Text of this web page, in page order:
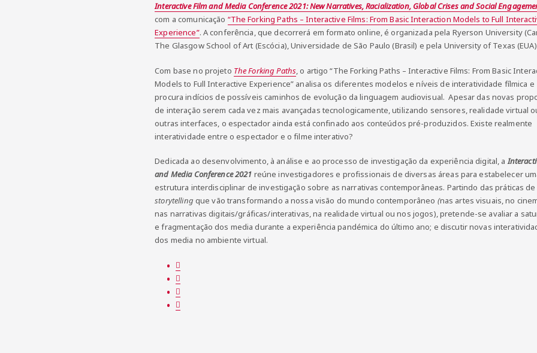
Interactive Film and Media Conference 2021: New Narratives, Racialization, Global Crises and Social
com a comunicação “The Forking Paths – Interactive Films: From Basic Interaction Models to Full
Experience”. A conferência, que decorrerá em formato online, é organizada pela Ryerson University
The Glasgow School of Art (Escócia), Universidade de São Paulo (Brasil) e pela University of Texas
Com base no projeto The Forking Paths, o artigo “The Forking Paths – Interactive Films: From Basic
Models to Full Interactive Experience” analisa os diferentes modelos e níveis de interatividade fílmica e
procura indícios de possíveis caminhos de evolução da linguagem audiovisual. Apesar das novas
de interação serem cada vez mais avançadas tecnologicamente, utilizando sensores, realidade virtual
outras interfaces, o espectador ainda está confinado aos conteúdos pré-produzidos. Existe realmente
interatividade entre o espectador e o filme interativo?
Dedicada ao desenvolvimento, à análise e ao processo de investigação da experiência digital, a
and Media Conference 2021 reúne investigadores e profissionais de diversas áreas para estabelecer
estrutura interdisciplinar de investigação sobre as narrativas contemporâneas. Partindo das práticas de
storytelling que vão transformando a nossa visão do mundo contemporâneo (nas artes visuais, no
nas narrativas digitais/gráficas/interativas, na realidade virtual ou nos jogos), pretende-se avaliar a
e fragmentação dos media durante a experiência pandémica do último ano; e discutir novas
dos media no ambiente virtual.